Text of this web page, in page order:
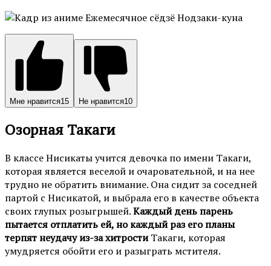
Мне нравится15 Не нравится10
Озорная Такаги
В классе Нисикаты учится девочка по имени Такаги,
которая является веселой и очаровательной, и на нее
трудно не обратить внимание. Она сидит за соседней
партой с Нисикатой, и выбрала его в качестве объекта
своих глупых розыгрышей.Каждый день парень
пытается отплатить ей, но каждый раз его планы
терпят неудачу из-за хитростиТакаги, которая
умудряется обойти его и разыграть мстителя.